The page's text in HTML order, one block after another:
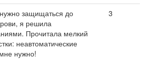
защищаться до
я решила
Прочитала мелкий
неавтоматические
нужно!
3